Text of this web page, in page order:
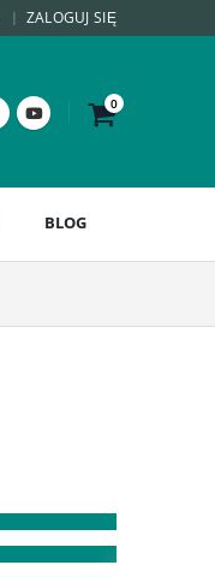
ZALOGUJ SIĘ
0
BLOG